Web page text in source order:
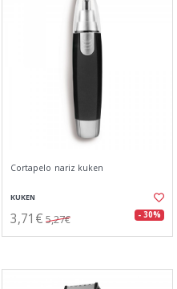
Cortapelo nariz kuken
KUKEN
3,71€ 5,27€ - 30%